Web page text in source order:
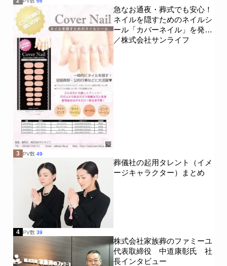
急なお通夜・葬式でも安心！
ネイルを隠すためのネイルシ
ール「カバーネイル」を発売
／株式会社サンライフ
3 PV数 49
葬儀社の起用タレント（イメ
ージキャラクター）まとめ
4 PV数 39
株式会社家族葬のファミーユ
代表取締役 中道康彰氏 社
長インタビュー